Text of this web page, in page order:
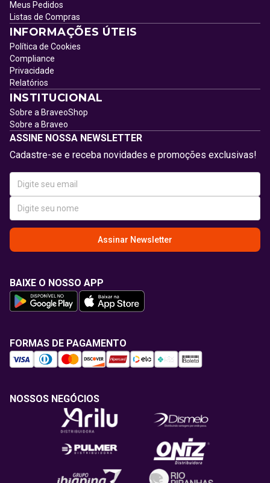
Meus Pedidos
Listas de Compras
INFORMAÇÕES ÚTEIS
Política de Cookies
Compliance
Privacidade
Relatórios
INSTITUCIONAL
Sobre a BraveoShop
Sobre a Braveo
ASSINE NOSSA NEWSLETTER
Cadastre-se e receba novidades e promoções exclusivas!
Assinar Newsletter
BAIXE O NOSSO APP
FORMAS DE PAGAMENTO
NOSSOS NEGÓCIOS